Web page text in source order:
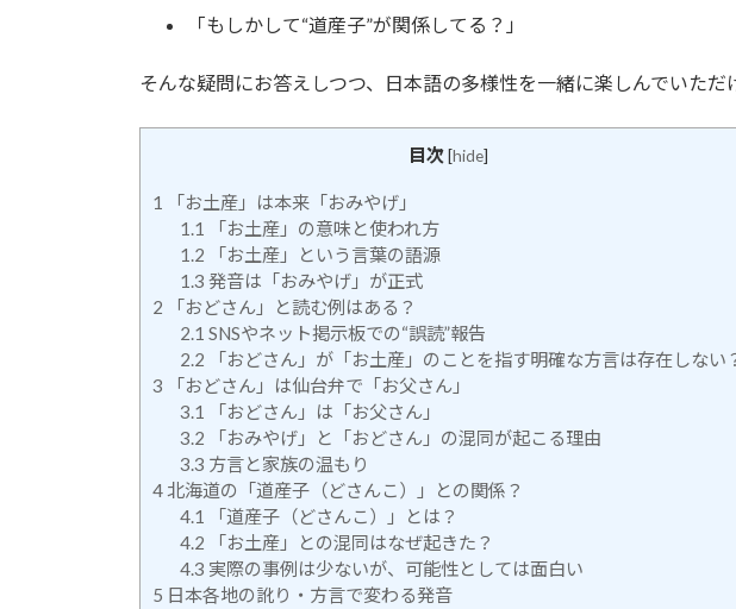
「もしかして“道産子”が関係してる？」
そんな疑問にお答えしつつ、日本語の多様性を一緒に楽しんでいただ
目次[hide]
1
「お土産」は本来「おみやげ」
1.1
「お土産」の意味と使われ方
1.2 「お土産」という言葉の語源
1.3 発音は「おみやげ」が正式
2 「おどさん」と読む例はある？
2.1 SNSやネット掲示板での“誤読”報告
2.2 「おどさん」が「お土産」のことを指す明確な方言は存在しない
3 「おどさん」は仙台弁で「お父さん」
3.1
「おどさん」は「お父さん」
3.2 「おみやげ」と「おどさん」の混同が起こる理由
3.3 方言と家族の温もり
4北海道の「道産子（どさんこ）」との関係？
4.1
「道産子（どさんこ）」とは？
4.2 「お土産」との混同はなぜ起きた？
4.3 実際の事例は少ないが、可能性としては面白い
5 日本各地の訛り・方言で変わる発音